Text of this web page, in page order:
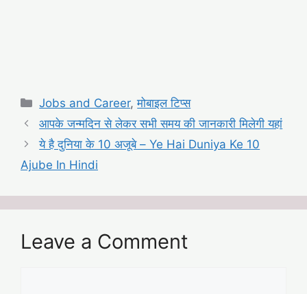
Categories
Jobs and Career,मोबाइल टिप्स
आपके जन्मदिन से लेकर सभी समय की जानकारी मिलेगी यहां
ये है दुनिया के 10 अजूबे – Ye Hai Duniya Ke 10
Ajube In Hindi
Leave a Comment